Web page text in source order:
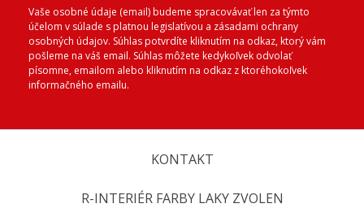
Vaše osobné údaje (email) budeme spracovávať len za týmto
účelom v súlade s platnou legislatívou a zásadami ochrany
osobných údajov. Súhlas potvrdíte kliknutím na odkaz, ktorý vám
pošleme na váš email. Súhlas môžete kedykoľvek odvolať
písomne, emailom alebo kliknutím na odkaz z ktoréhokoľvek
informačného emailu.
KONTAKT
R-INTERIÉR FARBY LAKY ZVOLEN